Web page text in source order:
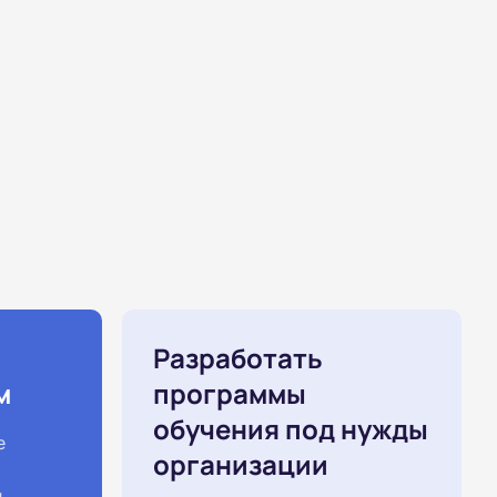
Разработать
программы
обучения под нужды
организации